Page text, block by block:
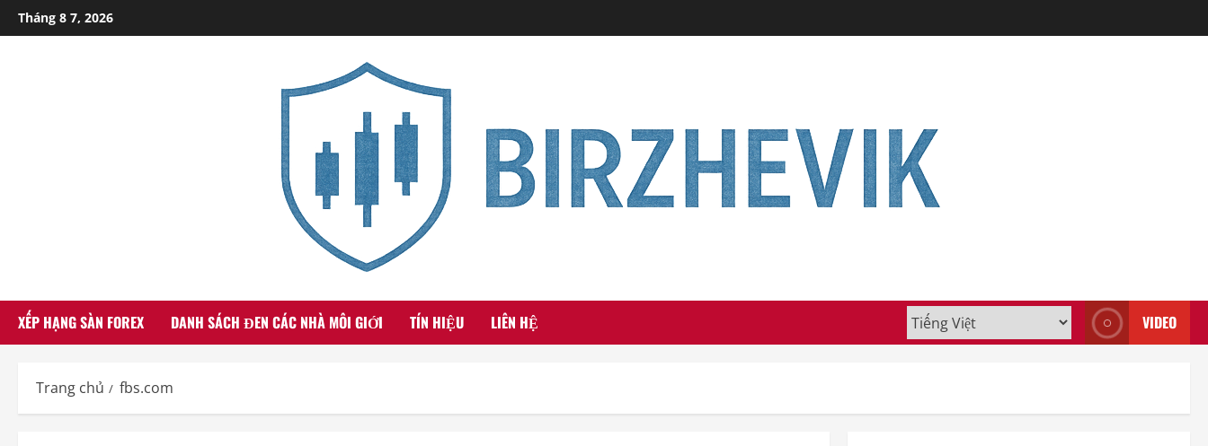
Skip
to
Tháng 8 7, 2026
XẾP HẠNG SÀN FOREX DANH SÁCH ĐEN CÁC NHÀ MÔI GIỚI TÍN HIỆU LIÊN HỆ VIDEO
Trang chủ fbs.com